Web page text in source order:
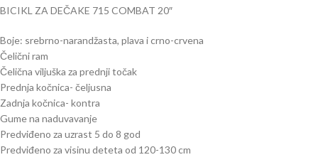
BICIKL ZA DEČAKE 715 COMBAT 20″
Boje: srebrno-narandžasta, plava i crno-crvena
Čelični ram
Čelična viljuška za prednji točak
Prednja kočnica- čeljusna
Zadnja kočnica- kontra
Gume na naduvavanje
Predviđeno za uzrast 5 do 8 god
Predviđeno za visinu deteta od 120-130 cm